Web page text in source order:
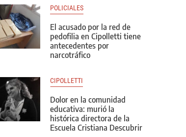
POLICIALES
El acusado por la red de
pedofilia en Cipolletti tiene
antecedentes por
narcotráfico
CIPOLLETTI
Dolor en la comunidad
educativa: murió la
histórica directora de la
Escuela Cristiana Descubrir